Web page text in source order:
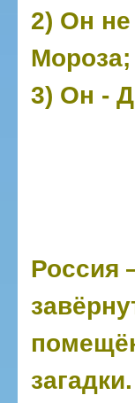
2) Он
Мороза;
3) Он -
Россия
загадки.